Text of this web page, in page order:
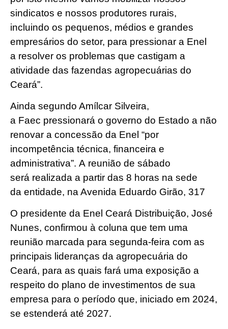
sindicatos e nossos produtores rurais,
incluindo os pequenos, médios e grandes
empresários do setor, para pressionar a Enel
a resolver os problemas que castigam a
atividade das fazendas agropecuárias do
Ceará”.
Ainda segundo Amílcar Silveira,
a Faec pressionará o governo do Estado a não
renovar a concessão da Enel “por
incompetência técnica, financeira e
administrativa”. A reunião de sábado
será realizada a partir das 8 horas na sede
da entidade, na Avenida Eduardo Girão, 317
O presidente da Enel Ceará Distribuição, José
Nunes, confirmou à coluna que tem uma
reunião marcada para segunda-feira com as
principais lideranças da agropecuária do
Ceará, para as quais fará uma exposição a
respeito do plano de investimentos de sua
empresa para o período que, iniciado em 2024,
se estenderá até 2027.